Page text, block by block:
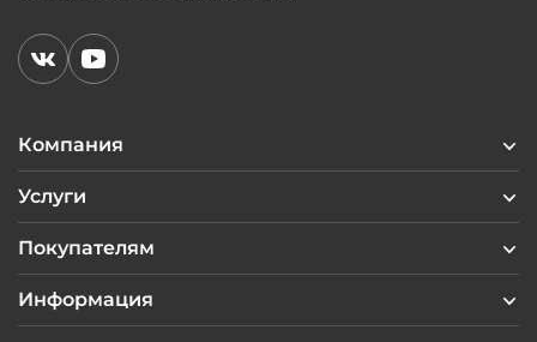
Компания
Услуги
Покупателям
Информация